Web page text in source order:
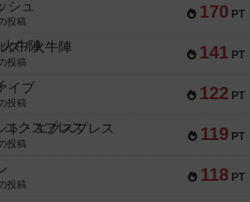
170 PT
シュ
投稿
141 PT
ズ / 火牛陣
投稿
122 PT
イブ
投稿
119 PT
ト・エクスプレス
投稿
118 PT
投稿